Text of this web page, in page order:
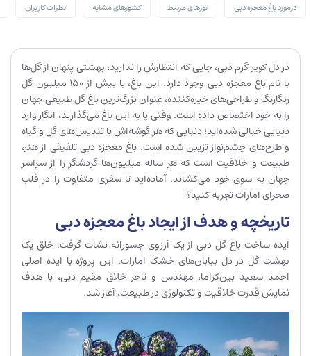
درمورد باغ معجزه دبی تورهای مرتبط کشورهای مشابه نظرات کاربران
در دل کویر گرم دبی، جایی که انتظارش را ندارید، بهشتی پنهان از گل‌ها
با نام باغ معجزه دبی وجود دارد. این باغ، با بیش از 150 میلیون گل
رنگارنگ و طراحی‌های خیره‌کننده، عنوان بزرگ‌ترین باغ گل طبیعی جهان
را به خود اختصاص داده است. وقتی پا به این باغ می‌گذارید، انگار وارد
دنیایی خیالی شده‌اید؛ دنیایی که هر گوشه‌اش با تندیس‌های گل و گیاه
و طرح‌های چشم‌نواز تزیین شده است. باغ معجزه دبی تلفیقی از هنر،
طبیعت و خلاقیت است که هر ساله میلیون‌ها گردشگر را از سراسر
جهان به سوی خود می‌کشاند. آماده‌اید تا سفری متفاوت را در قلب
صحرای امارات تجربه کنید؟
تاریخچه و هدف از ایجاد باغ معجزه دبی
ایده ساخت باغ گل دبی از یک آرزوی جسورانه‌ نشات گرفت: خلق یک
بهشت گل در دل بیابان‌های خشک امارات. این پروژه با ایده اصلی
احمد سعید بین‌کراما، مهندس و تاجر خلاق مقیم دبی، با هدف
نمایش قدرت خلاقیت و تکنولوژی در طبیعت، آغاز شد.